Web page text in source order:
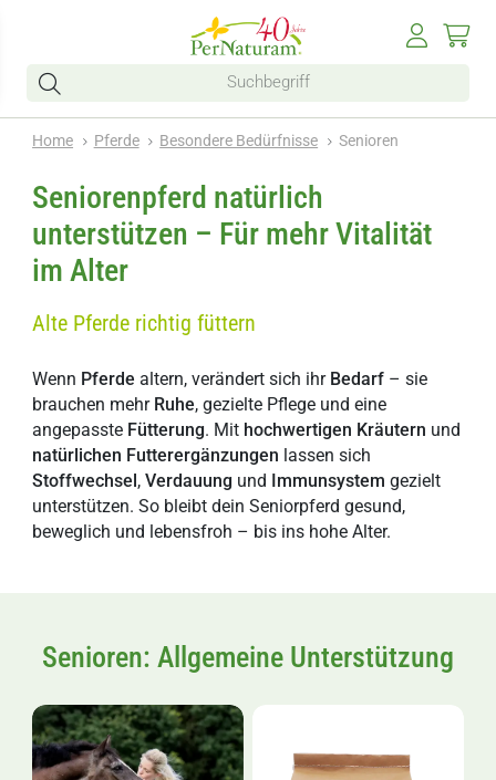
Home Pferde Besondere Bedürfnisse Senioren
Seniorenpferd natürlich
unterstützen – Für mehr Vitalität
im Alter
Alte Pferde richtig füttern
Wenn Pferdealtern, verändert sich ihr Bedarf – sie
brauchen mehr Ruhe, gezielte Pflege und eine
angepasste Fütterung. Mit hochwertigen Kräutern und
natürlichen Futterergänzungen lassen sich
Stoffwechsel,Verdauung und Immunsystemgezielt
unterstützen. So bleibt dein Seniorpferd gesund,
beweglich und lebensfroh – bis ins hohe Alter.
Senioren: Allgemeine Unterstützung